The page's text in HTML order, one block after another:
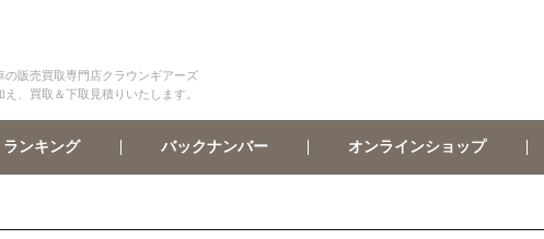
の販売買取専門店クラウンギアーズ
、買取＆下取見積りいたします。
ランキング バックナンバー オンラインショップ